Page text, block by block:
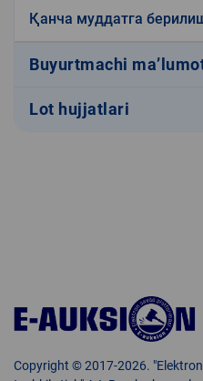
Қанча муддатга
Buyurtmachi
Lot hujjatlari
Copyright © 2017-2026.